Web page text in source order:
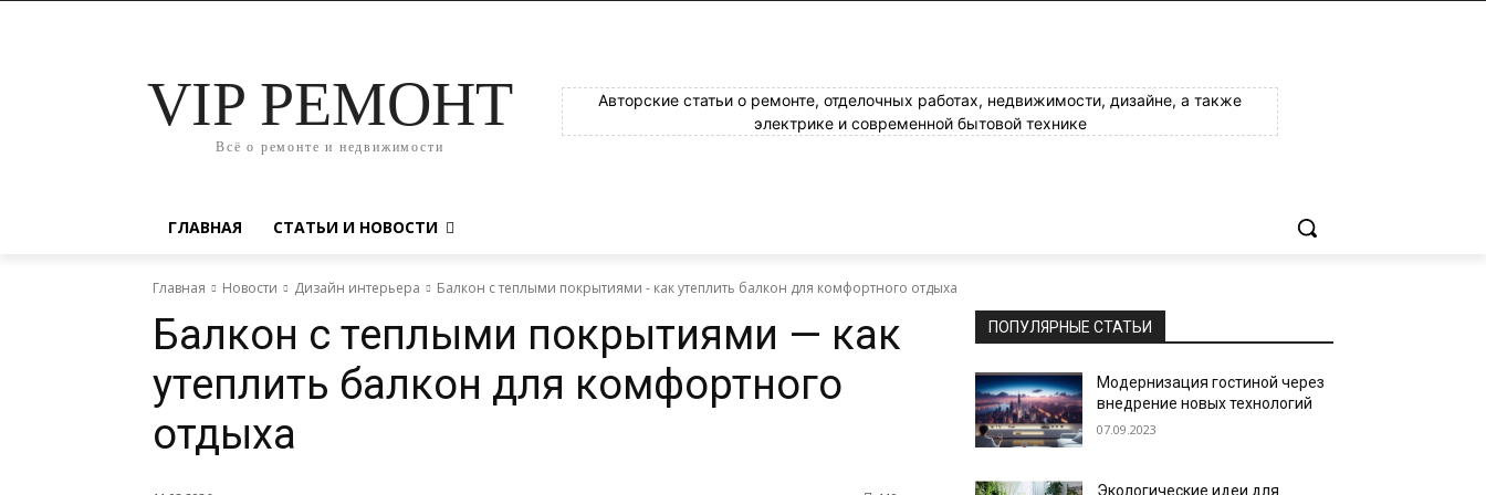
VIP РЕМОНТ
Всё о ремонте и недвижимости
Авторские статьи о ремонте, отделочных работах, недвижимости, дизайне, а также
электрике и современной бытовой технике
ГЛАВНАЯ СТАТЬИ И НОВОСТИ
Главная Новости Дизайн интерьера Балкон с теплыми покрытиями - как утеплить балкон для комфортного отдыха
Балкон с теплыми покрытиями — как
утеплить балкон для комфортного
отдыха
ПОПУЛЯРНЫЕ СТАТЬИ
Модернизация гостиной через
внедрение новых технологий
07.09.2023
Экологические идеи для